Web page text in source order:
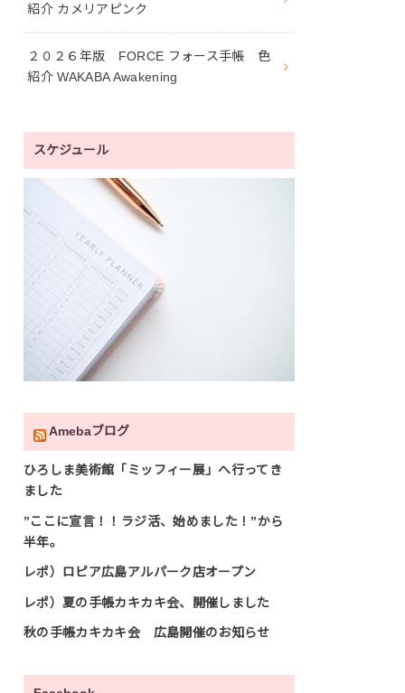
紹介 カメリアピンク
２０２６年版 FORCE フォース手帳 色
紹介 WAKABA Awakening
スケジュール
Amebaブログ
ひろしま美術館「ミッフィー展」へ行ってき
ました
”ここに宣言！！ラジ活、始めました！”から
半年。
レポ）ロピア広島アルパーク店オープン
レポ）夏の手帳カキカキ会、開催しました
秋の手帳カキカキ会 広島開催のお知らせ